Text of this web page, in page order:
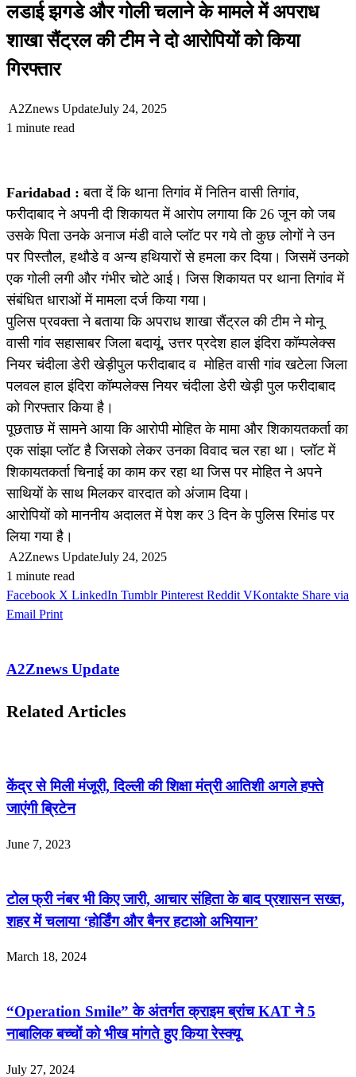
लडाई झगडे और गोली चलाने के मामले में अपराध
शाखा सैंट्रल की टीम ने दो आरोपियों को किया
गिरफ्तार
A2Znews UpdateJuly 24, 2025
1 minute read
Faridabad : बता दें कि थाना तिगांव में नितिन वासी तिगांव,
फरीदाबाद ने अपनी दी शिकायत में आरोप लगाया कि 26 जून को जब
उसके पिता उनके अनाज मंडी वाले प्लॉट पर गये तो कुछ लोगों ने उन
पर पिस्तौल, हथौडे व अन्य हथियारों से हमला कर दिया। जिसमें उनको
एक गोली लगी और गंभीर चोटे आई। जिस शिकायत पर थाना तिगांव में
संबंधित धाराओं में मामला दर्ज किया गया।
पुलिस प्रवक्ता ने बताया कि अपराध शाखा सैंट्रल की टीम ने मोनू
वासी गांव सहासाबर जिला बदायूं, उत्तर प्रदेश हाल इंदिरा कॉम्पलेक्स
नियर चंदीला डेरी खेड़ीपुल फरीदाबाद व मोहित वासी गांव खटेला जिला
पलवल हाल इंदिरा कॉम्पलेक्स नियर चंदीला डेरी खेड़ी पुल फरीदाबाद
को गिरफ्तार किया है।
पूछताछ में सामने आया कि आरोपी मोहित के मामा और शिकायतकर्ता का
एक सांझा प्लॉट है जिसको लेकर उनका विवाद चल रहा था। प्लॉट में
शिकायतकर्ता चिनाई का काम कर रहा था जिस पर मोहित ने अपने
साथियों के साथ मिलकर वारदात को अंजाम दिया।
आरोपियों को माननीय अदालत में पेश कर 3 दिन के पुलिस रिमांड पर
लिया गया है।
A2Znews UpdateJuly 24, 2025
1 minute read
Facebook X LinkedIn Tumblr Pinterest Reddit VKontakte Share via
Email Print
A2Znews Update
Related Articles
केंद्र से मिली मंजूरी, दिल्ली की शिक्षा मंत्री आतिशी अगले हफ्ते
जाएंगी ब्रिटेन
June 7, 2023
टोल फ्री नंबर भी किए जारी, आचार संहिता के बाद प्रशासन सख्त,
शहर में चलाया ‘होर्डिंग और बैनर हटाओ अभियान’
March 18, 2024
“Operation Smile” के अंतर्गत क्राइम ब्रांच KAT ने 5
नाबालिक बच्चों को भीख मांगते हुए किया रेस्क्यू
July 27, 2024